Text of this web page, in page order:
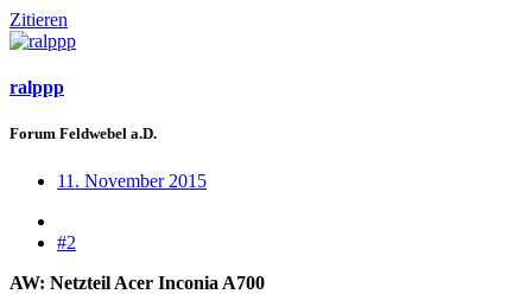
Zitieren
ralppp
Forum Feldwebel a.D.
11. November 2015
#2
AW: Netzteil Acer Inconia A700